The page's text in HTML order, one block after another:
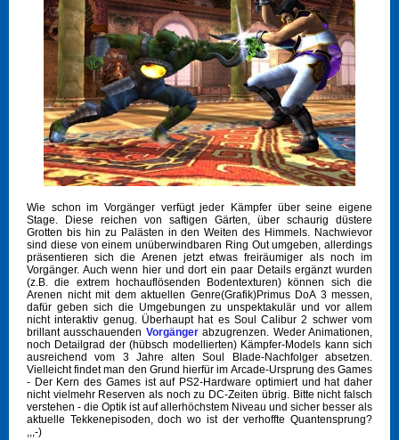
Wie schon im Vorgänger verfügt jeder Kämpfer über seine eigene
Stage. Diese reichen von saftigen Gärten, über schaurig düstere
Grotten bis hin zu Palästen in den Weiten des Himmels. Nachwievor
sind diese von einem unüberwindbaren Ring Out umgeben, allerdings
präsentieren sich die Arenen jetzt etwas freiräumiger als noch im
Vorgänger. Auch wenn hier und dort ein paar Details ergänzt wurden
(z.B. die extrem hochauflösenden Bodentexturen) können sich die
Arenen nicht mit dem aktuellen Genre(Grafik)Primus DoA 3 messen,
dafür geben sich die Umgebungen zu unspektakulär und vor allem
nicht interaktiv genug. Überhaupt hat es Soul Calibur 2 schwer vom
brillant ausschauenden Vorgängerabzugrenzen. Weder Animationen,
noch Detailgrad der (hübsch modellierten) Kämpfer-Models kann sich
ausreichend vom 3 Jahre alten Soul Blade-Nachfolger absetzen.
Vielleicht findet man den Grund hierfür im Arcade-Ursprung des Games
- Der Kern des Games ist auf PS2-Hardware optimiert und hat daher
nicht vielmehr Reserven als noch zu DC-Zeiten übrig. Bitte nicht falsch
verstehen - die Optik ist auf allerhöchstem Niveau und sicher besser als
aktuelle Tekkenepisoden, doch wo ist der verhoffte Quantensprung?
,,,-)